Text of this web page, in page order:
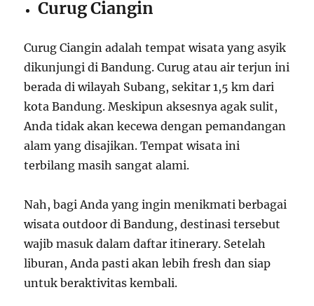
Curug Ciangin
Curug Ciangin adalah tempat wisata yang asyik
dikunjungi di Bandung. Curug atau air terjun ini
berada di wilayah Subang, sekitar 1,5 km dari
kota Bandung. Meskipun aksesnya agak sulit,
Anda tidak akan kecewa dengan pemandangan
alam yang disajikan. Tempat wisata ini
terbilang masih sangat alami.
Nah, bagi Anda yang ingin menikmati berbagai
wisata outdoor di Bandung, destinasi tersebut
wajib masuk dalam daftar itinerary. Setelah
liburan, Anda pasti akan lebih fresh dan siap
untuk beraktivitas kembali.